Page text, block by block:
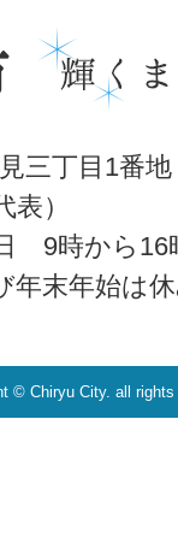
三丁目1番地
）
9時から16
年末年始は
© Chiryu City. all rights